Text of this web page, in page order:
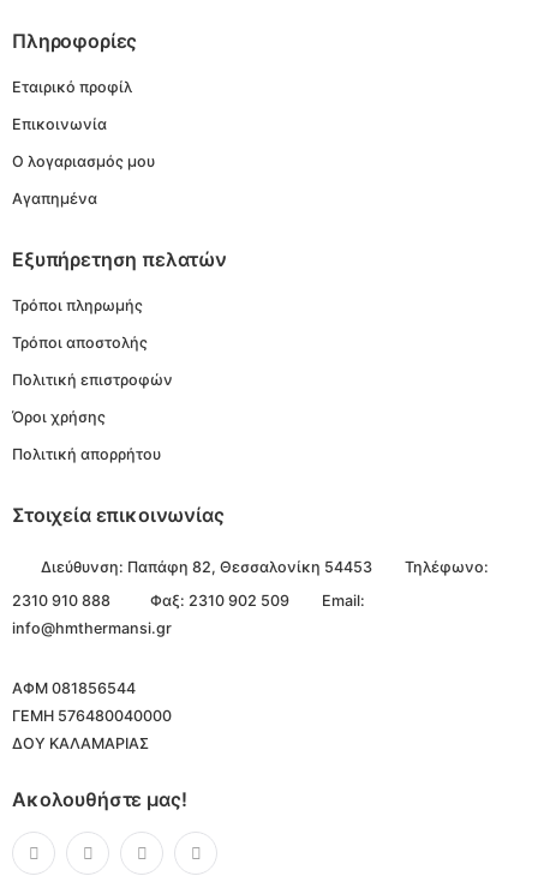
Πληροφορίες
Εταιρικό προφίλ
Επικοινωνία
Ο λογαριασμός μου
Αγαπημένα
Εξυπήρετηση πελατών
Τρόποι πληρωμής
Τρόποι αποστολής
Πολιτική επιστροφών
Όροι χρήσης
Πολιτική απορρήτου
Στοιχεία επικοινωνίας
Διεύθυνση: Παπάφη 82, Θεσσαλονίκη 54453
Τηλέφωνο:
2310 910 888
Φαξ: 2310 902 509
Email:
info@hmthermansi.gr
ΑΦΜ 081856544
ΓΕΜΗ 576480040000
ΔΟΥ ΚΑΛΑΜΑΡΙΑΣ
Ακολουθήστε μας!